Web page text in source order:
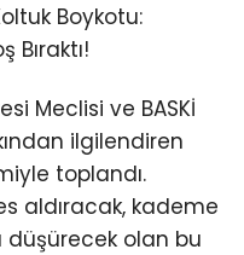
Boykotu:
Bıraktı!
Meclisi ve BASKİ
ilgilendiren
toplandı.
aldıracak, kademe
düşürecek olan bu